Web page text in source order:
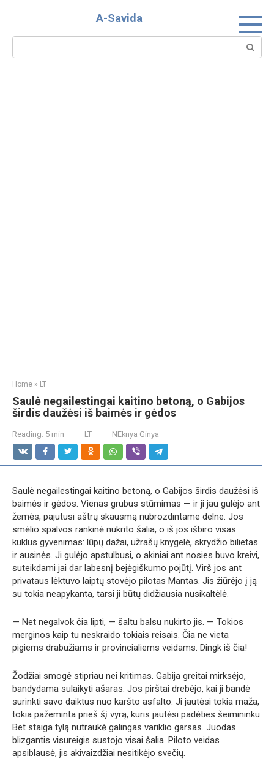
A-Savida
Search:
Home » LT
Saulė negailestingai kaitino betoną, o Gabijos
širdis daužėsi iš baimės ir gėdos
Reading: 5 min LT NEknya Ginya
Saulė negailestingai kaitino betoną, o Gabijos širdis daužėsi iš
baimės ir gėdos. Vienas grubus stūmimas — ir ji jau gulėjo ant
žemės, pajutusi aštrų skausmą nubrozdintame delne. Jos
smėlio spalvos rankinė nukrito šalia, o iš jos išbiro visas
kuklus gyvenimas: lūpų dažai, užrašų knygelė, skrydžio bilietas
ir ausinės. Ji gulėjo apstulbusi, o akiniai ant nosies buvo kreivi,
suteikdami jai dar labesnį bejėgiškumo pojūtį. Virš jos ant
privataus lėktuvo laiptų stovėjo pilotas Mantas. Jis žiūrėjo į ją
su tokia neapykanta, tarsi ji būtų didžiausia nusikaltėlė.
— Net negalvok čia lipti, — šaltu balsu nukirto jis. — Tokios
merginos kaip tu neskraido tokiais reisais. Čia ne vieta
pigiems drabužiams ir provincialiems veidams. Dingk iš čia!
Žodžiai smogė stipriau nei kritimas. Gabija greitai mirksėjo,
bandydama sulaikyti ašaras. Jos pirštai drebėjo, kai ji bandė
surinkti savo daiktus nuo karšto asfalto. Ji jautėsi tokia maža,
tokia pažeminta prieš šį vyrą, kuris jautėsi padėties šeimininku.
Bet staiga tylą nutraukė galingas variklio garsas. Juodas
blizgantis visureigis sustojo visai šalia. Piloto veidas
apsiblausė, jis akivaizdžiai nesitikėjo svečių.